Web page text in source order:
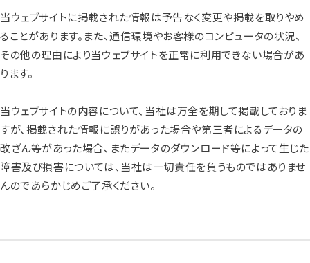
当ウェブサイトに掲載された情報は予告なく変更や掲載を取りやめ
ることがあります。また、通信環境やお客様のコンピュータの状況、
その他の理由により当ウェブサイトを正常に利用できない場合があ
ります。
当ウェブサイトの内容について、当社は万全を期して掲載しておりま
すが、掲載された情報に誤りがあった場合や第三者によるデータの
改ざん等があった場合、またデータのダウンロード等によって生じた
障害及び損害については、当社は一切責任を負うものではありませ
んのであらかじめご了承ください。